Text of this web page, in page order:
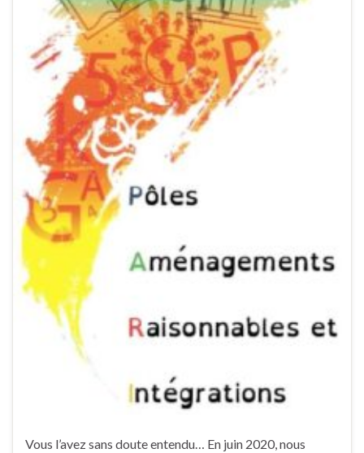
Vous l’avez sans doute entendu… En juin 2020, nous